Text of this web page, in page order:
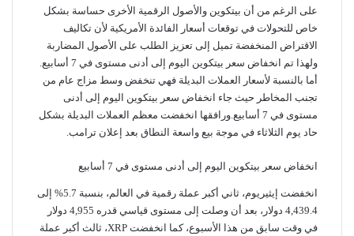
على الرغم من أن بيتكوين والأصول الرقمية الأخرى حساسة بشكل
خاص للتحولات في توقعات أسعار الفائدة الأمريكية لأن تكاليف
الاقتراض المنخفضة تميل إلى تعزيز الطلب على الأصول المضاربة
ولهذا تم انخفاض سعر بيتكوين اليوم إلى أدنى مستوى في 7 أسابيع.
أما بالنسبة لأسعار العملات البديلة فهي تنخفض وسط مزاج عام من
تجنب المخاطر حيث جاء انخفاض سعر بيتكوين اليوم إلى أدنى
مستوى في 7 أسابيع.ورافقها انخفضت معظم العملات البديلة بشكل
حاد يوم الثلاثاء في موجة بيع واسعة النطاق بعد إعلان ترامب.
انخفاض سعر بيتكوين اليوم إلى أدنى مستوى في 7 أسابيع
انخفضت إيثيريوم، ثاني أكبر عملة رقمية في العالم، بنسبة 5.7% إلى
4,439.4 دولار، بعد أن وصلت إلى مستوى قياسي قدره 4,955 دولار
في وقت سابق من هذا الأسبوع، كما انخفضت XRP، ثالث أكبر عملة